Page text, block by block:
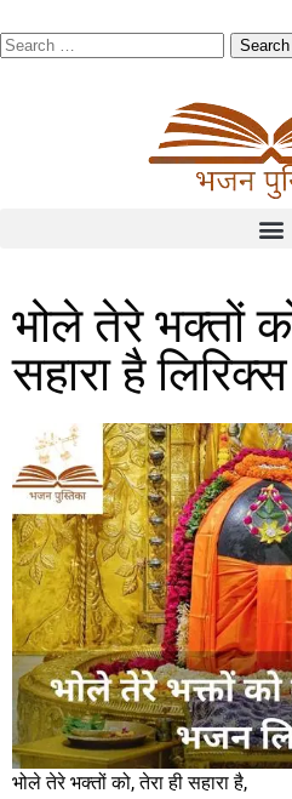
भोले तेरे भक्तों
सहारा है लिरिक्स
भोले तेरे भक्तों को, तेरा ही सहारा है,